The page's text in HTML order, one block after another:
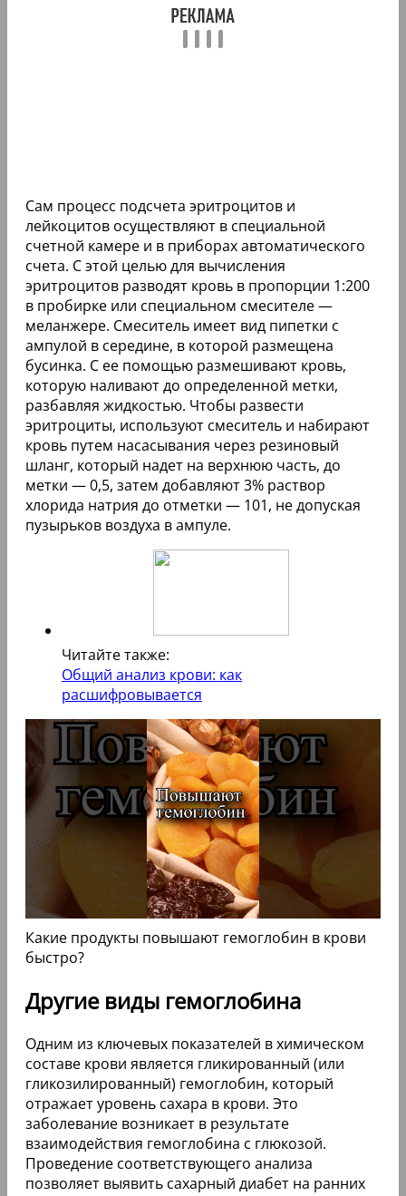
Сам процесс подсчета эритроцитов и
лейкоцитов осуществляют в специальной
счетной камере и в приборах автоматического
счета. С этой целью для вычисления
эритроцитов разводят кровь в пропорции 1:200
в пробирке или специальном смесителе —
меланжере. Смеситель имеет вид пипетки с
ампулой в середине, в которой размещена
бусинка. С ее помощью размешивают кровь,
которую наливают до определенной метки,
разбавляя жидкостью. Чтобы развести
эритроциты, используют смеситель и набирают
кровь путем насасывания через резиновый
шланг, который надет на верхнюю часть, до
метки — 0,5, затем добавляют 3% раствор
хлорида натрия до отметки — 101, не допуская
пузырьков воздуха в ампуле.
Читайте также:
Общий анализ крови: как
расшифровывается
Какие продукты повышают гемоглобин в крови
быстро?
Другие виды гемоглобина
Одним из ключевых показателей в химическом
составе крови является гликированный (или
гликозилированный) гемоглобин, который
отражает уровень сахара в крови. Это
заболевание возникает в результате
взаимодействия гемоглобина с глюкозой.
Проведение соответствующего анализа
позволяет выявить сахарный диабет на ранних